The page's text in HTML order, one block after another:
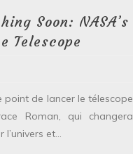
Soon: NASA’s
Telescope
point de lancer le télescope
Roman, qui changera
et...